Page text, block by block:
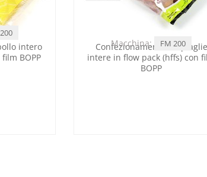
intero
BOPP
Confezionamento di quaglie
intere in flow pack (hffs) con
BOPP
Macchina: FM 200